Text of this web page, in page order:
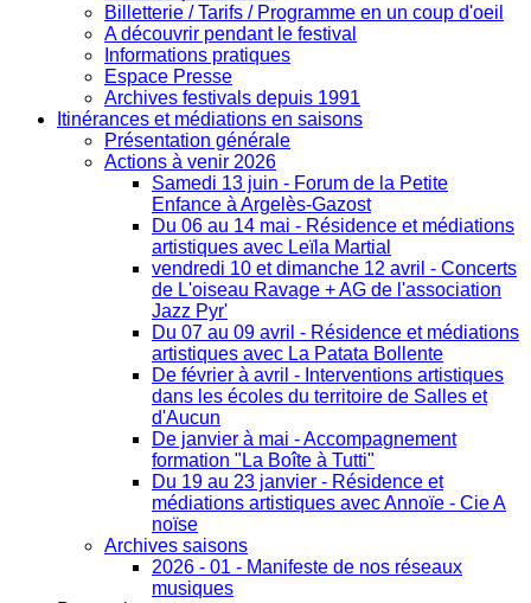
Billetterie / Tarifs / Programme en un coup d'oeil
A découvrir pendant le festival
Informations pratiques
Espace Presse
Archives festivals depuis 1991
Itinérances et médiations en saisons
Présentation générale
Actions à venir 2026
Samedi 13 juin - Forum de la Petite
Enfance à Argelès-Gazost
Du 06 au 14 mai - Résidence et médiations
artistiques avec Leïla Martial
vendredi 10 et dimanche 12 avril - Concerts
de L'oiseau Ravage + AG de l'association
Jazz Pyr'
Du 07 au 09 avril - Résidence et médiations
artistiques avec La Patata Bollente
De février à avril - Interventions artistiques
dans les écoles du territoire de Salles et
d'Aucun
De janvier à mai - Accompagnement
formation "La Boîte à Tutti"
Du 19 au 23 janvier - Résidence et
médiations artistiques avec Annoïe - Cie A
noïse
Archives saisons
2026 - 01 - Manifeste de nos réseaux
musiques